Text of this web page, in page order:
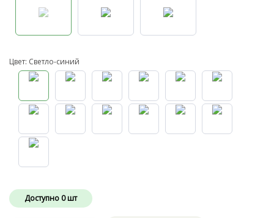
Цвет: Светло-синий
Доступно 0 шт